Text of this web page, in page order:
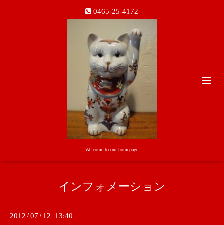
0465-25-4172
Welcome to our homepage
インフォメーション
2012 /07 / 12 13:40